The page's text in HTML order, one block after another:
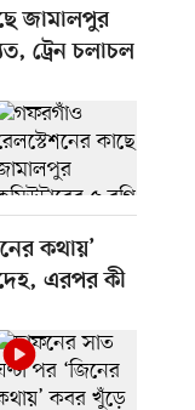
জামালপুর
ট্রেন চলাচল
কথায়’
এরপর কী